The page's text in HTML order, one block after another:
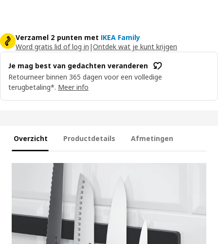
Verzamel 2 punten met IKEA Family
Word gratis lid of log in |Ontdek wat je kunt krijgen
Je mag best van gedachten veranderen
Retourneer binnen 365 dagen voor een volledige
terugbetaling*. Meer info
Overzicht Productdetails Afmetingen